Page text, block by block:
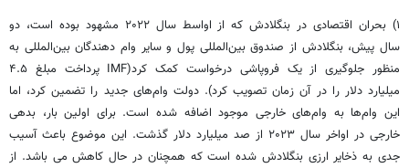
۱) بحران اقتصادی در بنگلادش که از اواسط سال ۲۰۲۲ مشهود بوده است، دو
سال پیش، بنگلادش از صندوق بین‌المللی پول و سایر وام‌ دهندگان بین‌المللی به
منظور جلوگیری از یک فروپاشی درخواست کمک کرد(IMF پرداخت مبلغ ۴.۵
میلیارد دلار را در آن زمان تصویب کرد). دولت وام‌های جدید را تضمین کرد، اما
این وام‌ها به وام‌های خارجی موجود اضافه شده است. برای اولین بار، بدهی
خارجی در اواخر سال ۲۰۲۳ از صد میلیارد دلار گذشت. این موضوع باعث آسیب
جدی به ذخایر ارزی بنگلادش شده است که همچنان در حال کاهش می باشد. از